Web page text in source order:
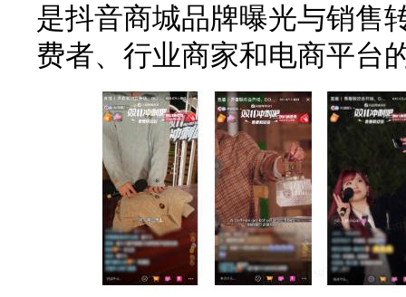
是抖音商城品牌曝光与销售
费者、行业商家和电商平台